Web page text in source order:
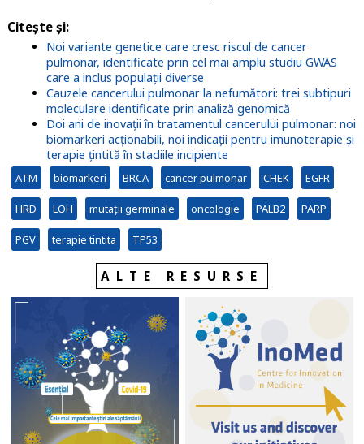
Citește și:
Noi variante genetice care cresc riscul de cancer
pulmonar, identificate prin cel mai amplu studiu GWAS
care a inclus populații diverse
Cauzele cancerului pulmonar la nefumători: trei subtipuri
moleculare identificate prin analiză genomică
Doi ani de inovații în tratamentul cancerului pulmonar: noi
biomarkeri acționabili, noi indicații pentru imunoterapie și
terapie țintită în stadiile incipiente
ATM biomarkeri BRCA cancer pulmonar CHEK EGFR
HRD LOH mutații germinale oncologie PALB2 PARP
PGV terapie tintita TP53
ALTE RESURSE